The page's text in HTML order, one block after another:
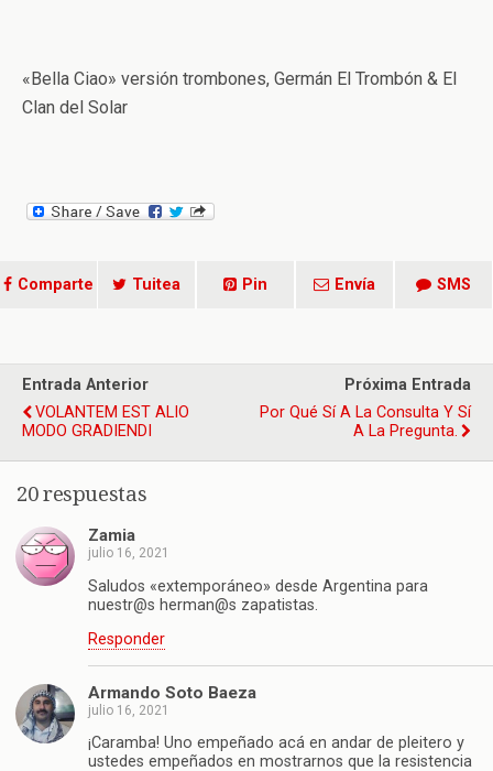
«Bella Ciao» versión trombones, Germán El Trombón & El
Clan del Solar
Comparte Tuitea Pin Envía SMS
Entrada Anterior
VOLANTEM EST ALIO
MODO GRADIENDI
Próxima Entrada
Por Qué Sí A La Consulta Y Sí
A La Pregunta.
20 respuestas
Zamia
julio 16, 2021
Saludos «extemporáneo» desde Argentina para
nuestr@s herman@s zapatistas.
Responder
Armando Soto Baeza
julio 16, 2021
¡Caramba! Uno empeñado acá en andar de pleitero y
ustedes empeñados en mostrarnos que la resistencia